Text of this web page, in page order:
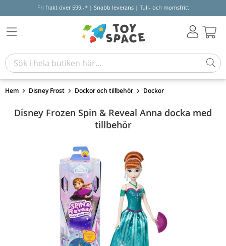
Fri frakt över 599,-* | Snabb leverans | Tull- och momsfritt
Hem Disney Frost Dockor och tillbehör Dockor
Disney Frozen Spin & Reveal Anna docka med
tillbehör